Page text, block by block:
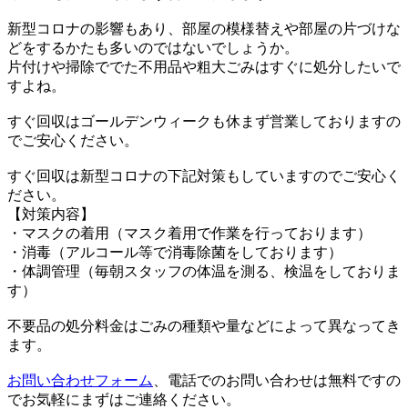
新型コロナの影響もあり、部屋の模様替えや部屋の片づけな
どをするかたも多いのではないでしょうか。
片付けや掃除ででた不用品や粗大ごみはすぐに処分したいで
すよね。
すぐ回収はゴールデンウィークも休まず営業しておりますの
でご安心ください。
すぐ回収は新型コロナの下記対策もしていますのでご安心く
ださい。
【対策内容】
・マスクの着用（マスク着用で作業を行っております）
・消毒（アルコール等で消毒除菌をしております）
・体調管理（毎朝スタッフの体温を測る、検温をしておりま
す）
不要品の処分料金はごみの種類や量などによって異なってき
ます。
お問い合わせフォーム
、電話でのお問い合わせは無料ですの
でお気軽にまずはご連絡ください。